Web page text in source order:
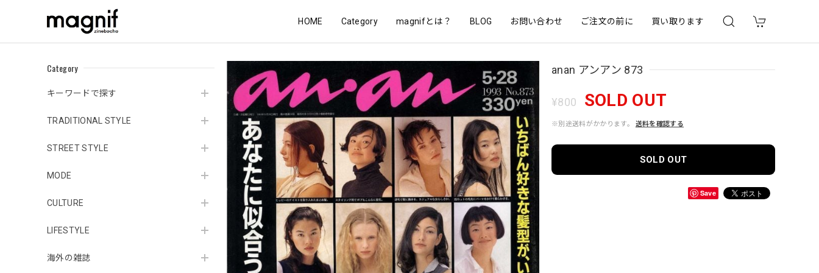
HOME Category magnifとは？ BLOG お問い合わせ ご注文の前に 買い取ります
Category
キーワードで探す
TRADITIONAL STYLE
STREET STYLE
MODE
CULTURE
LIFESTYLE
海外の雑誌
anan アンアン 873
¥800 SOLD OUT
※別途送料がかかります。 送料を確認する
SOLD OUT
Save